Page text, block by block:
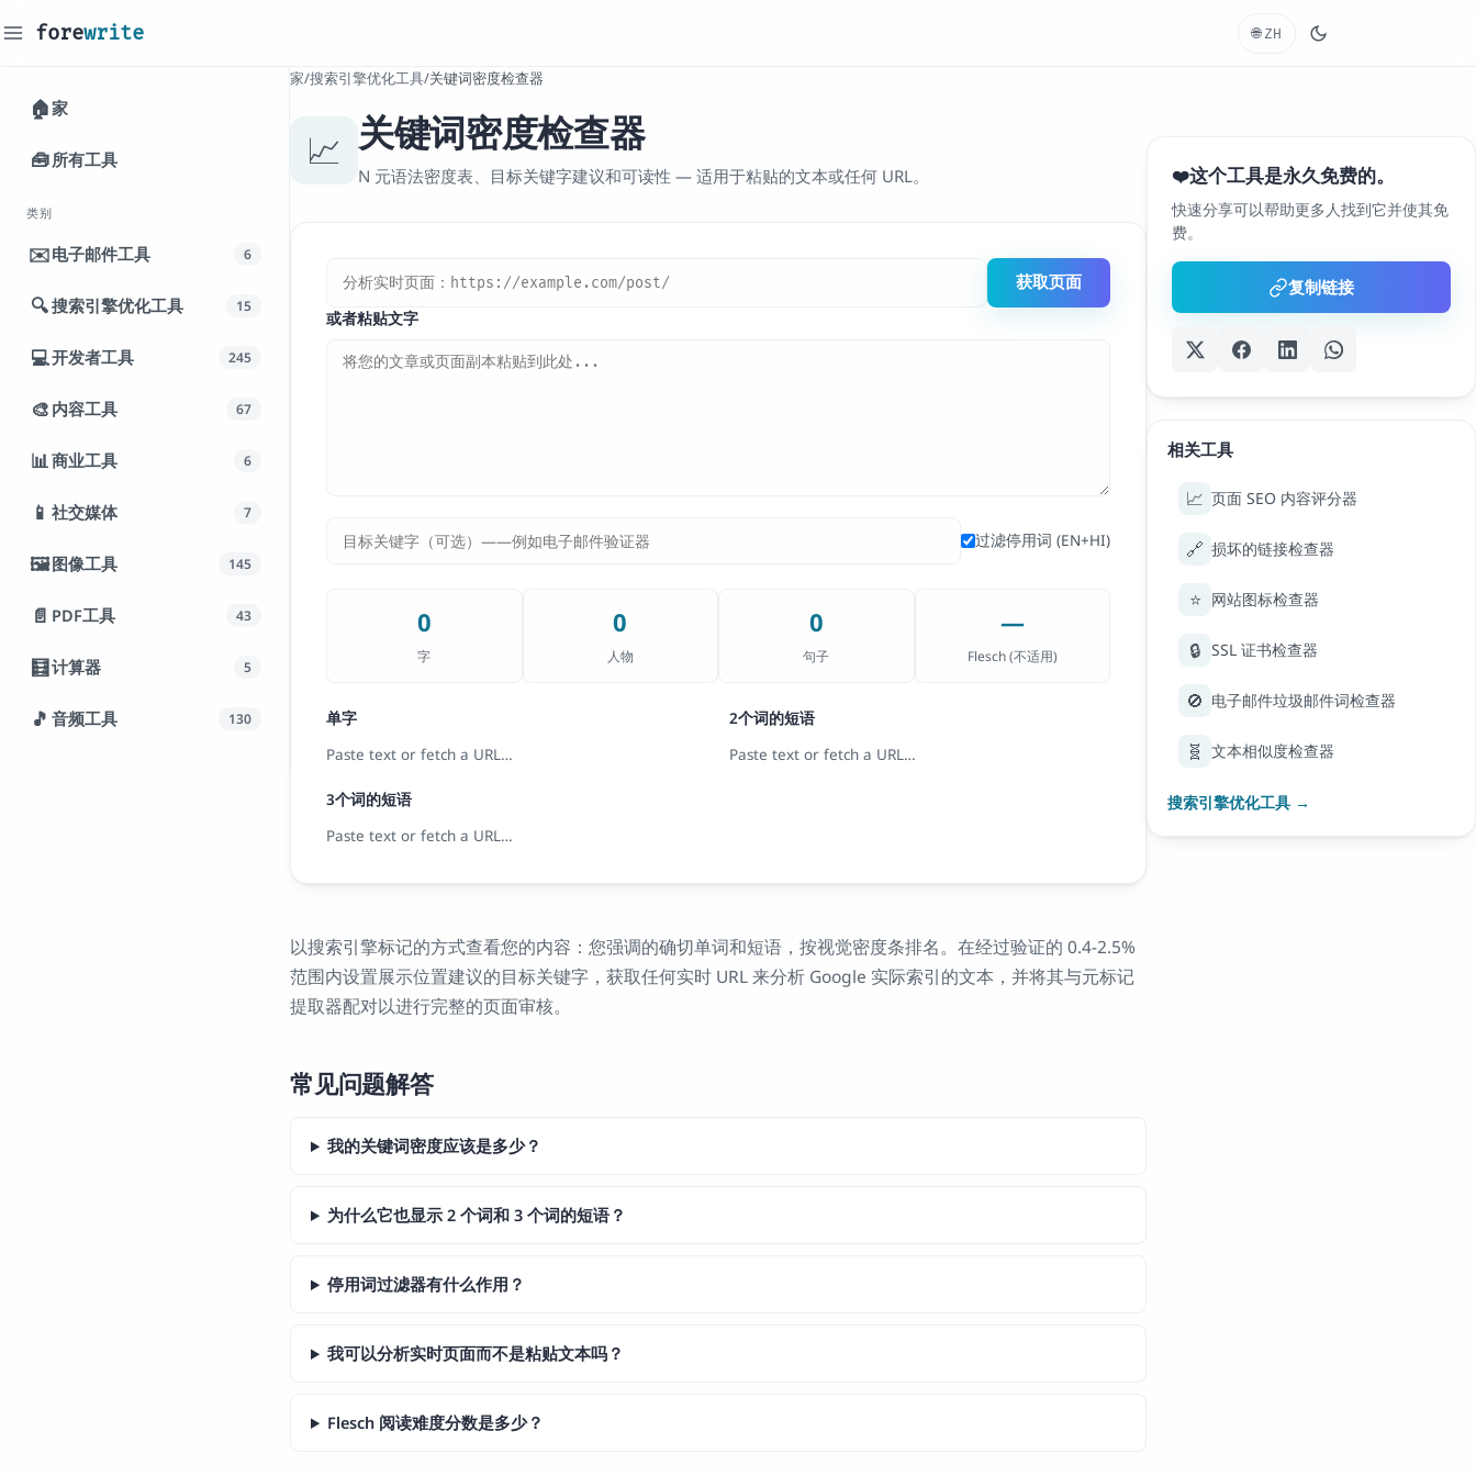
forewrite 🌐 ZH
🏠家
🧰所有工具
类别
✉️电子邮件工具 6
🔍搜索引擎优化工具 15
💻开发者工具 245
🎨 内容工具 67
📊商业工具 6
📱 社交媒体 7
🖼️图像工具 145
📄 PDF工具 43
🧮计算器 5
🎵 音频工具 130
家/搜索引擎优化工具/关键词密度检查器
📈 关键词密度检查器
N 元语法密度表、目标关键字建议和可读性 — 适用于粘贴的文本或任何 URL。
获取页面
或者粘贴文字
过滤停用词 (EN+HI)
0
字
0
人物
0
句子
—
Flesch (不适用)
单字
Paste text or fetch a URL…
2个词的短语
Paste text or fetch a URL…
3个词的短语
Paste text or fetch a URL…
以搜索引擎标记的方式查看您的内容：您强调的确切单词和短语，按视觉密度条排名。在经过验证的 0.4-2.5%
范围内设置展示位置建议的目标关键字，获取任何实时 URL 来分析 Google 实际索引的文本，并将其与元标记
提取器配对以进行完整的页面审核。
常见问题解答
我的关键词密度应该是多少？
为什么它也显示 2 个词和 3 个词的短语？
停用词过滤器有什么作用？
我可以分析实时页面而不是粘贴文本吗？
Flesch 阅读难度分数是多少？
❤️这个工具是永久免费的。
快速分享可以帮助更多人找到它并使其免
费。
复制链接
相关工具
📈 页面 SEO 内容评分器
🔗 损坏的链接检查器
⭐ 网站图标检查器
🔒 SSL 证书检查器
🚫 电子邮件垃圾邮件词检查器
🧬 文本相似度检查器
搜索引擎优化工具 →